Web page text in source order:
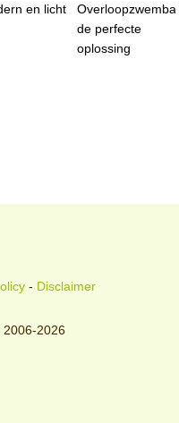
en licht
de perfecte
oplossing
- Disclaimer
2026